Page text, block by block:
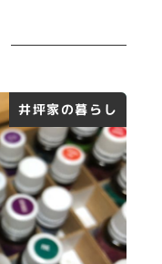
井坪家の暮らし